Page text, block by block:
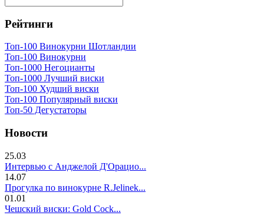
Рейтинги
Топ-100 Винокурни Шотландии
Топ-100 Винокурни
Топ-1000 Негоцианты
Топ-1000 Лучший виски
Топ-100 Худший виски
Топ-100 Популярный виски
Топ-50 Дегустаторы
Новости
25.03
Интервью с Анджелой Д'Орацио...
14.07
Прогулка по винокурне R.Jelinek...
01.01
Чешский виски: Gold Cock...